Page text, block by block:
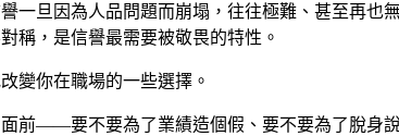
旦因為人品問題而崩塌，往往極難、甚至再也
稱，是信譽最需要被敬畏的特性。
變你在職場的一些選擇。
前——要不要為了業績造個假、要不要為了脫身